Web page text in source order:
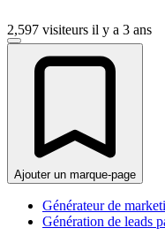
2,597 visiteurs il y a 3 ans
Ajouter un marque-page
Générateur de
Génération de leads